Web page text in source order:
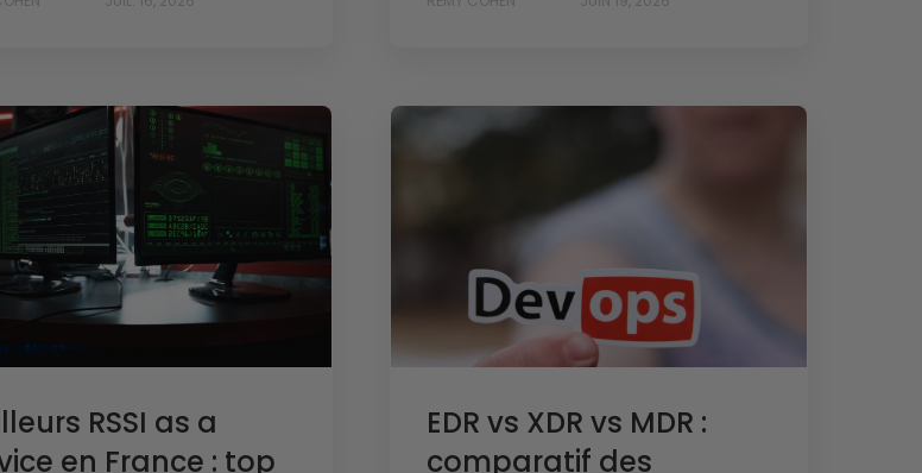
RSSI as a
en France : top
EDR vs XDR vs MDR :
comparatif des